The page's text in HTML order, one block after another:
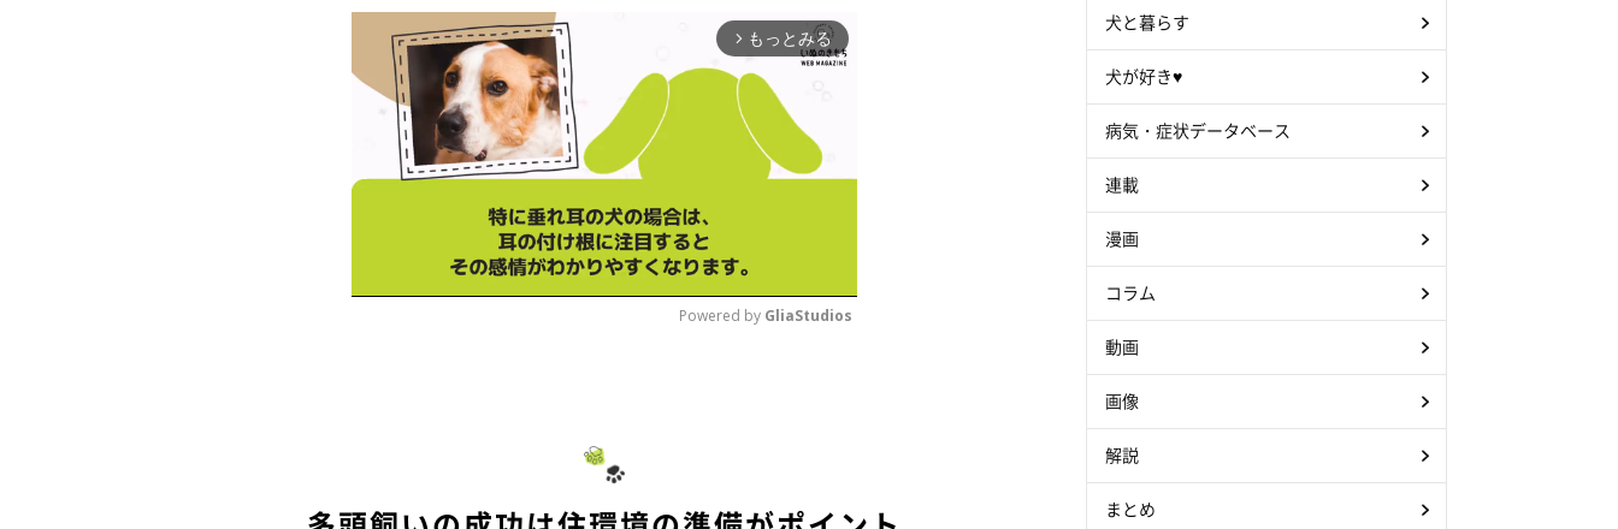
arrow_forward_ios もっとみる
Powered by GliaStudios
犬と暮らす
犬が好き♥
病気・症状データベース
連載
漫画
コラム
動画
画像
解説
まとめ